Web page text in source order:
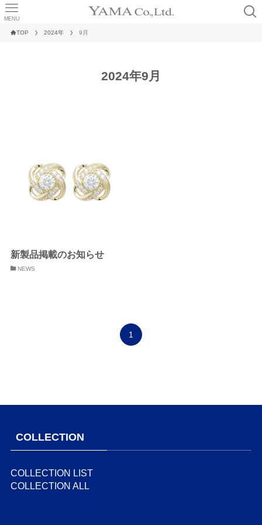
MENU
TOP 2024年 9月
2024年9月
新製品掲載のお知らせ
NEWS
1
COLLECTION
COLLECTION LIST
COLLECTION ALL